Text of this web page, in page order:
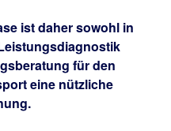
ist daher sowohl in
für den
eine nützliche